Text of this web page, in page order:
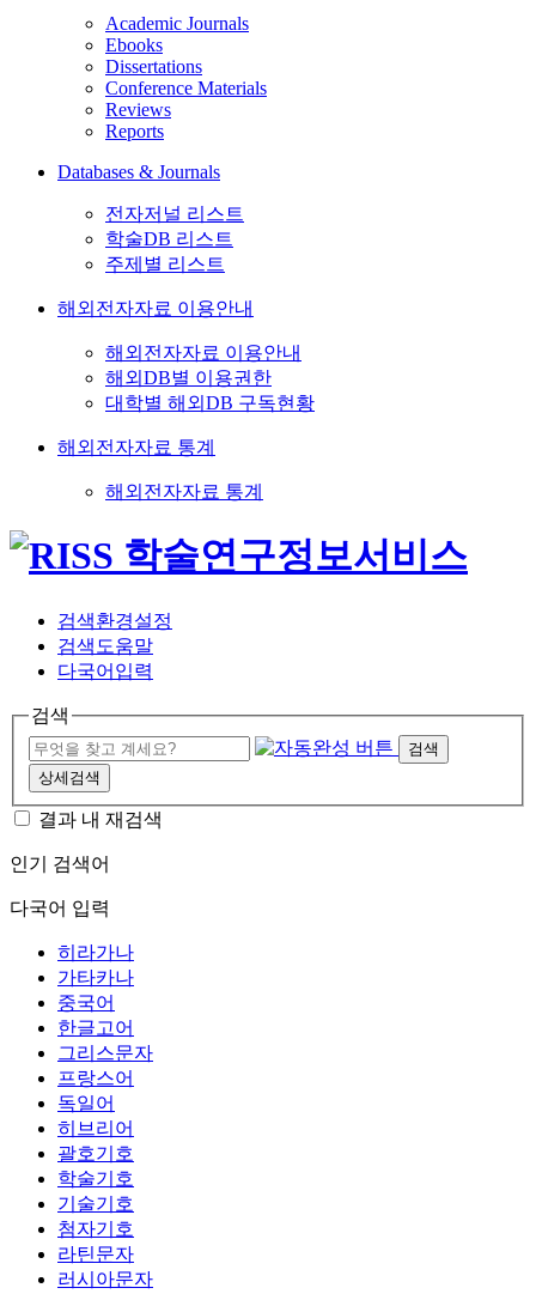
Academic Journals
Ebooks
Dissertations
Conference Materials
Reviews
Reports
Databases & Journals
전자저널 리스트
학술DB 리스트
주제별 리스트
해외전자자료 이용안내
해외전자자료 이용안내
해외DB별 이용권한
대학별 해외DB 구독현황
해외전자자료 통계
해외전자자료 통계
검색환경설정
검색도움말
다국어입력
검색
검색
상세검색
결과 내 재검색
인기 검색어
다국어 입력
히라가나
가타카나
중국어
한글고어
그리스문자
프랑스어
독일어
히브리어
괄호기호
학술기호
기술기호
첨자기호
라틴문자
러시아문자